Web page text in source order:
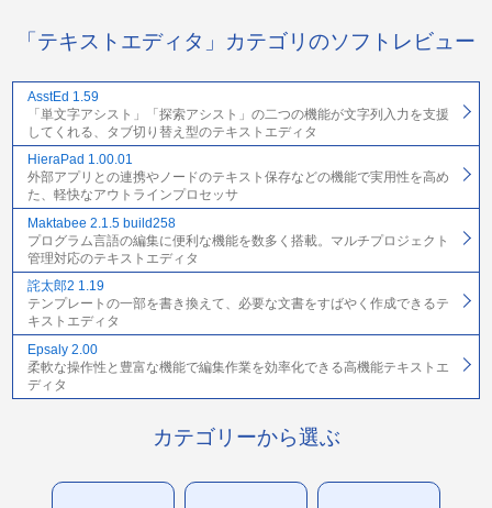
「テキストエディタ」カテゴリのソフトレビュー
AsstEd 1.59
「単文字アシスト」「探索アシスト」の二つの機能が文字列入力を支援
してくれる、タブ切り替え型のテキストエディタ
HieraPad 1.00.01
外部アプリとの連携やノードのテキスト保存などの機能で実用性を高め
た、軽快なアウトラインプロセッサ
Maktabee 2.1.5 build258
プログラム言語の編集に便利な機能を数多く搭載。マルチプロジェクト
管理対応のテキストエディタ
詫太郎2 1.19
テンプレートの一部を書き換えて、必要な文書をすばやく作成できるテ
キストエディタ
Epsaly 2.00
柔軟な操作性と豊富な機能で編集作業を効率化できる高機能テキストエ
ディタ
カテゴリーから選ぶ